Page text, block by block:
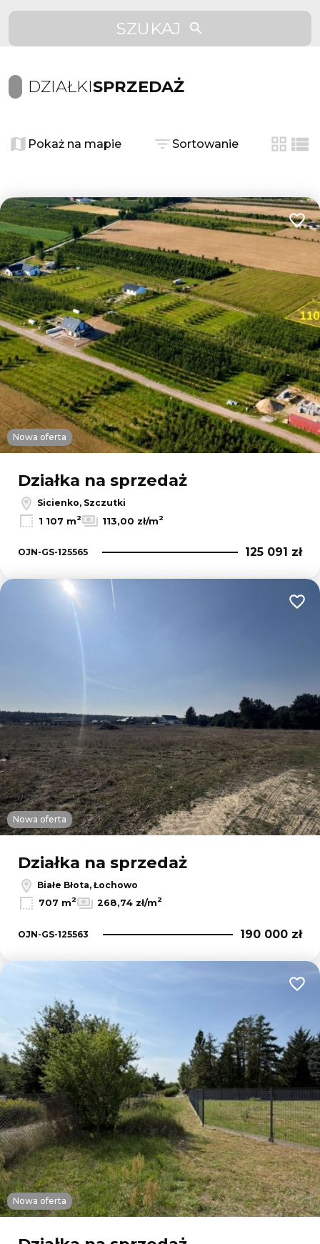
SZUKAJ
DZIAŁKISPRZEDAŻ
Pokaż na mapie Sortowanie
tabela
Nowa oferta
Działka na sprzedaż
Sicienko, Szczutki
1 107 m2 113,00 zł/m2
OJN-GS-125565 125 091 zł
Nowa oferta
Działka na sprzedaż
Białe Błota, Łochowo
707 m2 268,74 zł/m2
OJN-GS-125563 190 000 zł
Nowa oferta